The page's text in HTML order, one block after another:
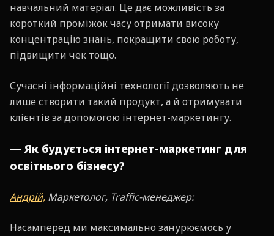
навчальний матеріал. Це дає можливість за
короткий проміжок часу отримати високу
концентрацію знань, покращити свою роботу,
підвищити чек тощо.
Сучасні інформаційні технології дозволяють не
лише створити такий продукт, а й отримувати
клієнтів за допомогою інтернет-маркетингу.
— Як будується інтернет-маркетинг для
освітнього бізнесу?
Андрій, Маркетолог, Traffic-менеджер:
Насамперед ми максимально занурюємось у